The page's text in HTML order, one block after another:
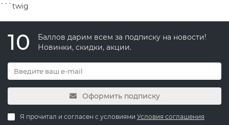
```twig
10
Баллов дарим всем за подписку на новости!
Новинки, скидки, акции.
Оформить подписку
Я прочитал и согласен с условиями Условия соглашения